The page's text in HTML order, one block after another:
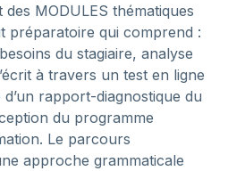
MODULES thématiques
préparatoire qui comprend :
du stagiaire, analyse
à travers un test en ligne
rapport-diagnostique du
du programme
Le parcours
approche grammaticale